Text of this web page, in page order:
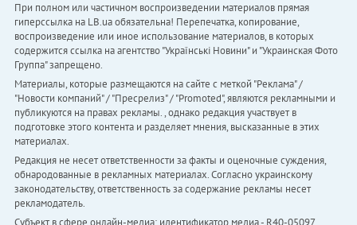
При полном или частичном воспроизведении материалов прямая
гиперссылка на LB.ua обязательна! Перепечатка, копирование,
воспроизведение или иное использование материалов, в которых
содержится ссылка на агентство "Українськi Новини" и "Украинская Фото
Группа" запрещено.
Материалы, которые размещаются на сайте с меткой "Реклама" /
"Новости компаний" / "Пресрелиз" / "Promoted", являются рекламными и
публикуются на правах рекламы. , однако редакция участвует в
подготовке этого контента и разделяет мнения, высказанные в этих
материалах.
Редакция не несет ответственности за факты и оценочные суждения,
обнародованные в рекламных материалах. Согласно украинскому
законодательству, ответственность за содержание рекламы несет
рекламодатель.